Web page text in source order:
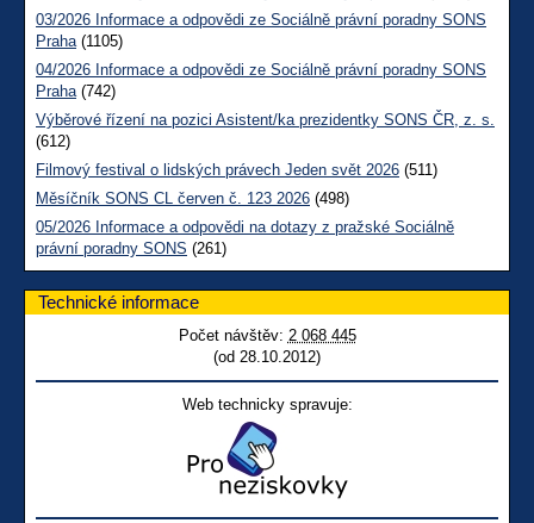
03/2026 Informace a odpovědi ze Sociálně právní poradny SONS
Praha(1105)
04/2026 Informace a odpovědi ze Sociálně právní poradny SONS
Praha(742)
Výběrové řízení na pozici Asistent/ka prezidentky SONS ČR, z. s.
(612)
Filmový festival o lidských právech Jeden svět 2026 (511)
Měsíčník SONS CL červen č. 123 2026 (498)
05/2026 Informace a odpovědi na dotazy z pražské Sociálně
právní poradny SONS (261)
Technické informace
Počet návštěv: 2 068 445
(od 28.10.2012)
Web technicky spravuje: